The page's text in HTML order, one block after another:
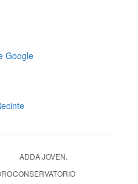
Google
ADDA JOVEN.
CONSERVATORIO